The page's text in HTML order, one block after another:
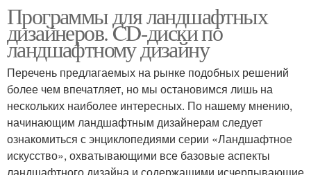
дизайна
Программы для ландшафтных
дизайнеров. CD-диски по
ландшафтному дизайну
Перечень предлагаемых на рынке подобных решений
более чем впечатляет, но мы остановимся лишь на
нескольких наиболее интересных. По нашему мнению,
начинающим ландшафтным дизайнерам следует
ознакомиться с энциклопедиями серии «Ландшафтное
искусство», охватывающими все базовые аспекты